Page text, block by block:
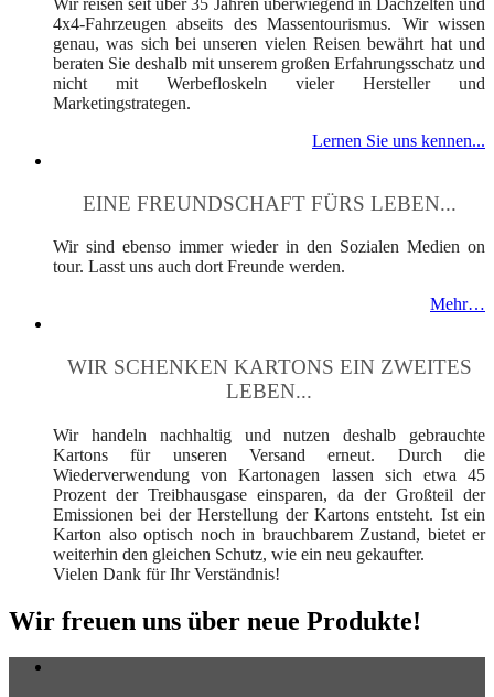
Wir reisen seit über 35 Jahren überwiegend in Dachzelten und
4x4-Fahrzeugen abseits des Massentourismus. Wir wissen
genau, was sich bei unseren vielen Reisen bewährt hat und
beraten Sie deshalb mit unserem großen Erfahrungsschatz und
nicht mit Werbefloskeln vieler Hersteller und
Marketingstrategen.
Lernen Sie uns kennen...
EINE FREUNDSCHAFT FÜRS LEBEN...
Wir sind ebenso immer wieder in den Sozialen Medien on
tour. Lasst uns auch dort Freunde werden.
Mehr…
WIR SCHENKEN KARTONS EIN ZWEITES
LEBEN...
Wir handeln nachhaltig und nutzen deshalb gebrauchte
Kartons für unseren Versand erneut. Durch die
Wiederverwendung von Kartonagen lassen sich etwa 45
Prozent der Treibhausgase einsparen, da der Großteil der
Emissionen bei der Herstellung der Kartons entsteht. Ist ein
Karton also optisch noch in brauchbarem Zustand, bietet er
weiterhin den gleichen Schutz, wie ein neu gekaufter.
Vielen Dank für Ihr Verständnis!
Wir freuen uns über neue Produkte!